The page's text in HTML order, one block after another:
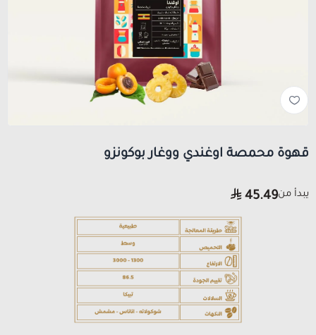
قهوة محمصة اوغندي ووغار بوكونزو
يبدأ من45.49